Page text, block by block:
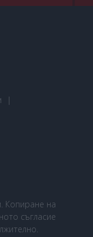
Копиране на
съгласие